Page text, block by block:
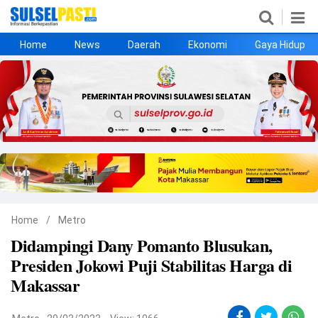
Home
News
Daerah
Ekonomi
Gaya Hidup
Kesehatan
Metro
Nasional
Hukrim
Olahraga
Politik
UMKM
Opini
©
Copyright
2026
Sulselpasti.com
.
Home News Daerah Ekonomi Gaya Hidup
Home / Metro
Didampingi Dany Pomanto Blusukan,
Presiden Jokowi Puji Stabilitas Harga di
Makassar